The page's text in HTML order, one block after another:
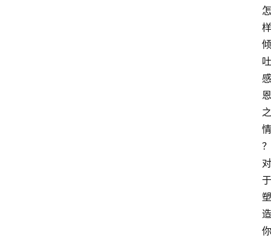
怎
样
倾
吐
感
恩
之
情
？
对
于
塑
造
你